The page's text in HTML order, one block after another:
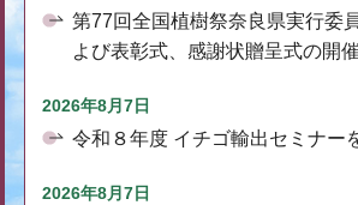
第77回全国植樹祭奈良県実行委
よび表彰式、感謝状贈呈式の開
2026年8月7日
令和８年度 イチゴ輸出セミナー
2026年8月7日